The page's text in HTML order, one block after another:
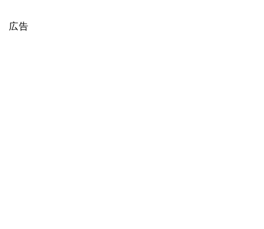
広告